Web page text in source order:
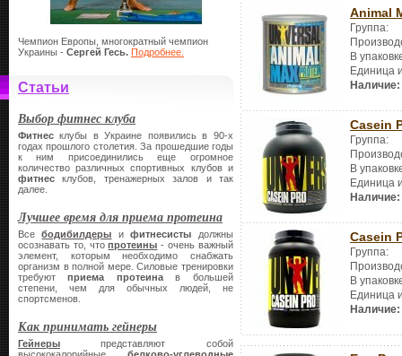
Чемпион Европы, многократный чемпион
Украины - Сергей Гесь. Подробнее.
Статьи
Выбор фитнес клуба
Фитнес клубы в Украине появились в 90-х
годах прошлого столетия. За прошедшие годы
к ним присоединились еще огромное
количество различных спортивных клубов и
фитнес клубов, тренажерных залов и так
далее.
Лучшее время для приема протеина
Всебодибилдеры ифитнесисты должны
осознавать то, чтопротеины - очень важный
элемент, которым необходимо снабжать
организм в полной мере. Силовые тренировки
требуютприема протеина в большей
степени, чем для обычных людей, не
спортсменов.
Как принимать гейнеры
Гейнеры представляют собой
Animal
Группа:
В
Единица
Наличие:
Casein
Группа:
В
Единица
Наличие:
Casein
Группа:
В
Единица
Наличие: